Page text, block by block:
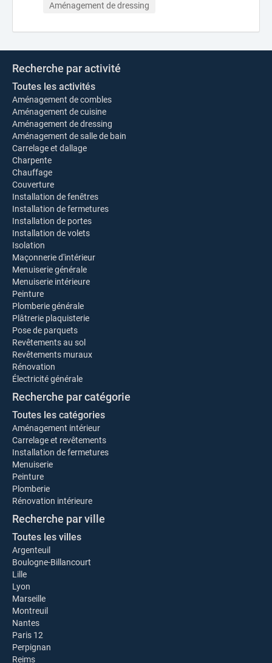
Aménagement de dressing
Recherche par activité
Toutes les activités
Aménagement de combles
Aménagement de cuisine
Aménagement de dressing
Aménagement de salle de bain
Carrelage et dallage
Charpente
Chauffage
Couverture
Installation de fenêtres
Installation de fermetures
Installation de portes
Installation de volets
Isolation
Maçonnerie d'intérieur
Menuiserie générale
Menuiserie intérieure
Peinture
Plomberie générale
Plâtrerie plaquisterie
Pose de parquets
Revêtements au sol
Revêtements muraux
Rénovation
Électricité générale
Recherche par catégorie
Toutes les catégories
Aménagement intérieur
Carrelage et revêtements
Installation de fermetures
Menuiserie
Peinture
Plomberie
Rénovation intérieure
Recherche par ville
Toutes les villes
Argenteuil
Boulogne-Billancourt
Lille
Lyon
Marseille
Montreuil
Nantes
Paris 12
Perpignan
Reims